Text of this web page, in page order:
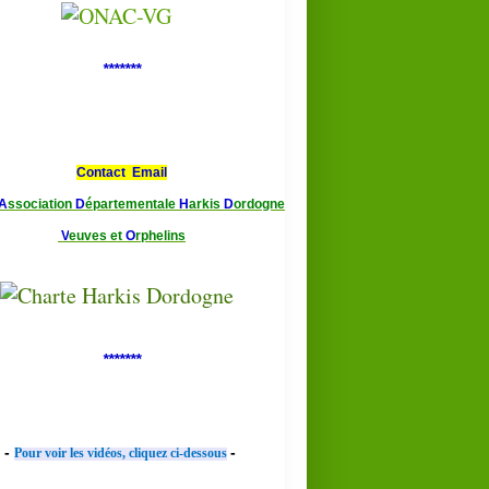
*******
Contact Email
ssociation Départementale Harkis Dordogne
Veuves et Orphelins
*******
- Pour voir les vidéos, cliquez ci-dessous -